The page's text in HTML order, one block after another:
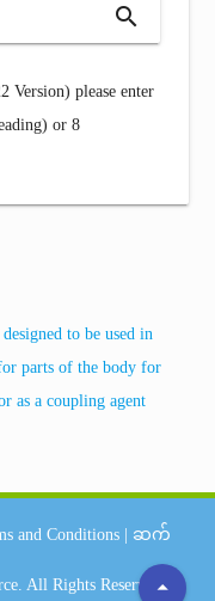
search
Version) please enter
or 8
to be used in
parts of the body for
as a coupling agent
arrow_drop_up
and Conditions
ဆက်
All Rights Reserved.